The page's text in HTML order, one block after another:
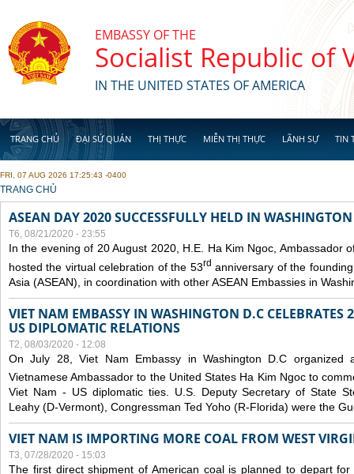
EMBASSY OF THE
Socialist Republic of
IN THE UNITED STATES OF AMERICA
TRANG CHỦ ĐẠI SỨ QUÁN THỊ THỰC MIỄN THỊ THỰC LÃNH SỰ TIN
FRI, 07 AUG 2026 17:25:43 -0400
YOU ARE HERE
TRANG CHỦ
ASEAN DAY 2020 SUCCESSFULLY HELD IN
T6, 08/21/2020 - 23:55
In the evening of 20 August 2020, H.E. Ha Kim Ngoc, Ambassador
hosted the virtual celebration of the 53rd anniversary of the
Asia (ASEAN), in coordination with other ASEAN Embassies in
VIET NAM EMBASSY IN WASHINGTON D.C CELEBRATES
US DIPLOMATIC RELATIONS
T2, 08/03/2020 - 12:08
On July 28, Viet Nam Embassy in Washington D.C organized
Vietnamese Ambassador to the United States Ha Kim Ngoc to
Viet Nam - US diplomatic ties. U.S. Deputy Secretary of State
Leahy (D-Vermont), Congressman Ted Yoho (R-Florida) were the
VIET NAM IS IMPORTING MORE COAL FROM WEST
T3, 07/28/2020 - 15:03
The first direct shipment of American coal is planned to depart